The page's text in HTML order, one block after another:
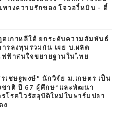
ทางความรักของ โจวอวี๋หมิน - ตี๋
ตเกาหลีใต้ ยกระดับความสัมพันธ์
รลงทุนร่วมกัน เผย บ.ผลิต
ฟ้าสนใจขยายฐานในไทย
เชษฐพงษ์” นักวิจัย ม.เกษตร เป็น
ชาติ ปี 67 ผู้ศึกษาและพัฒนา
โรคไวรัสอุบัติใหม่ในฟาร์มปลา
ง